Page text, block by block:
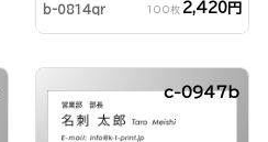
b-0814qr 100枚 2,420円
c-0947b